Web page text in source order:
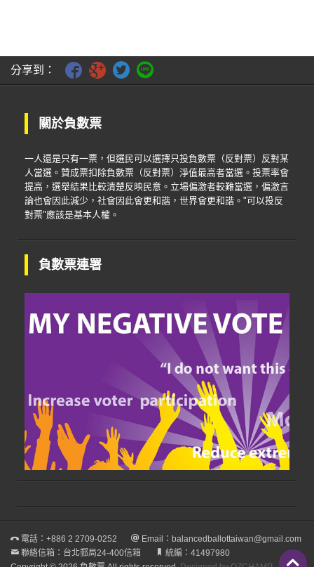
會科學相關的學者背書，證明負數票與正數票權
力相等；輔以民調跑模擬，證明"選不出人"的問
題可以通解
關於負數票這做法，25年前我也曾仔細研究過，
並曾向某位議事學的前輩提出討論過
長，應該可以採取這種做法，但是候選名額複數
因為在民代方面這麼做，會產生只要能掌握較多
數族群，就能掌握全部當選人選的問題，也就是
最高票的政黨贏者全拿全部的席次....
的光譜，完全顯現
以上，尚請未來推動政策時，多加仔細考慮
感謝您的仔細閱讀
林歸谷 2018/11/24
分享到：
關於負數票
一人還是只有一票，但選民可以選擇只投負數票（反對票）反對某
人當選。贊成票扣除負數票（反對票）淨值最高者當選。投票率會
提高，選舉結果比較清楚反映民意。立場偏激者較難當選，偏激言
論也會因此減少，社會因此會更和諧，世界會更和諧。"可以投反
對票"應該是基本人權。
負數票連署
電話： +886 2 2709-0252 Email： balancedballottaiwan@gmail.com
聯絡信箱：台北郵局24-400信箱
統編：41497980